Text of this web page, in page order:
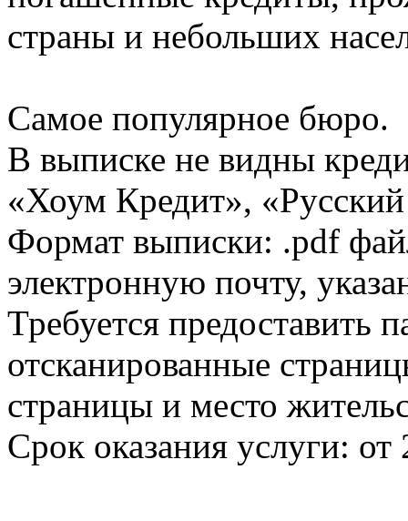
страны и небольших
Самое популярное бюро.
В выписке не видны
«Хоум Кредит»,
Формат выписки: .pdf
электронную почту,
Требуется предоставить
отсканированные
страницы и место
Срок оказания услуги: от